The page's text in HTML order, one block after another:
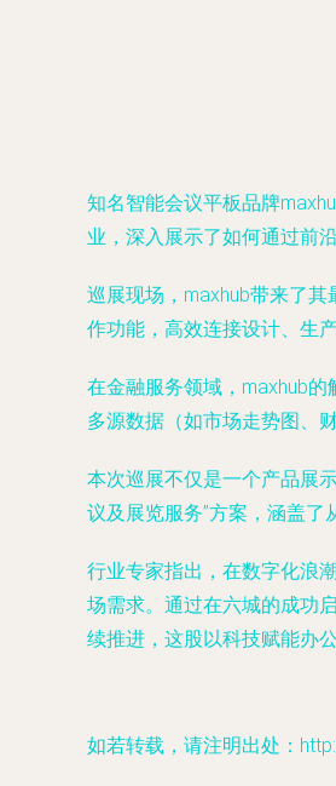
知名智能会议平板品牌
业，深入展示了如何通过前
巡展现场，maxhub带来了
作功能，高效连接设计、生
在金融服务领域，maxhub
多源数据（如市场走势图、
本次巡展不仅是一个产品展
议及展览服务”方案，涵盖了
行业专家指出，在数字化浪
场需求。通过在六城的成功
续推进，这股以科技赋能办
如若转载，请注明出处：